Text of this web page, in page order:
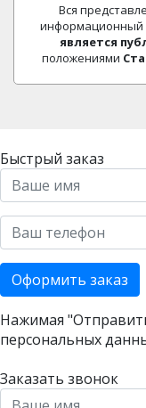
Вся
информационный
является
положениями
Быстрый заказ
Оформить заказ
Нажимая
персональных
Заказать звонок